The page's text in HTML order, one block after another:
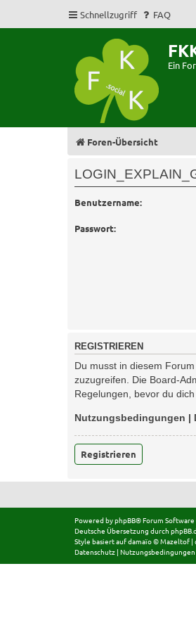
Schnellzugriff FAQ
Ein
Foren-Übersicht
Benutzername:
Passwort:
REGISTRIEREN
Du musst in diesem
zuzugreifen. Die Board-
Regelungen, bevor du
Nutzungsbedingungen |
Registrieren
Powered byphpBB® Forum
Deutsche Übersetzung durch
Style basiert aufdamaïo ©Mazeltof |
Datenschutz | Nutzungsbedingungen